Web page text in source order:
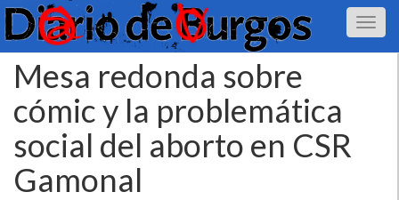
Mesa redonda sobre
cómic y la problemática
social del aborto en CSR
Gamonal